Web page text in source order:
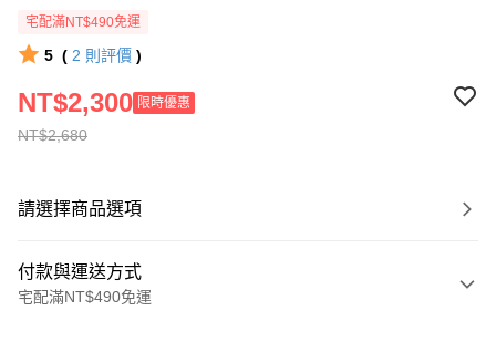
宅配滿NT$490免運
5 ( 2 則評價 )
NT$2,680
NT$2,300 限時優惠
請選擇商品選項
付款與運送方式
宅配滿NT$490免運